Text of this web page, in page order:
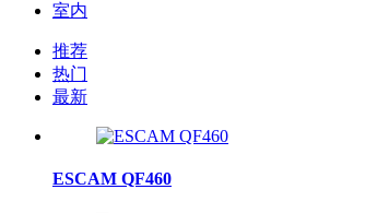
室内
推荐
热门
最新
ESCAM QF460